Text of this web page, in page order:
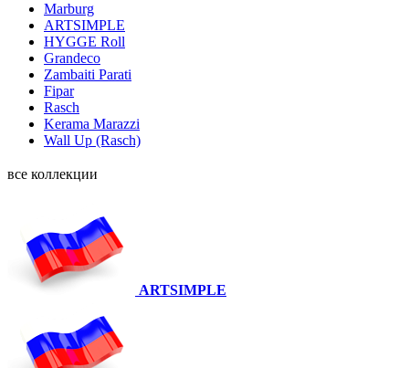
Marburg
ARTSIMPLE
HYGGE Roll
Grandeco
Zambaiti Parati
Fipar
Rasch
Kerama Marazzi
Wall Up (Rasch)
все коллекции
ARTSIMPLE